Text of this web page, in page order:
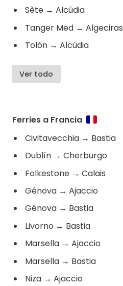
Sète → Alcúdia
Tanger Med → Algeciras
Tolón → Alcúdia
Ver todo
Ferries a Francia
Civitavecchia → Bastia
Dublín → Cherburgo
Folkestone → Calais
Génova → Ajaccio
Génova → Bastia
Livorno → Bastia
Marsella → Ajaccio
Marsella → Bastia
Niza → Ajaccio